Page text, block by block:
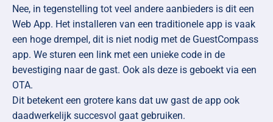
Nee, in tegenstelling tot veel andere aanbieders is dit een
Web App. Het installeren van een traditionele app is vaak
een hoge drempel, dit is niet nodig met de GuestCompass
app. We sturen een link met een unieke code in de
bevestiging naar de gast. Ook als deze is geboekt via een
OTA.
Dit betekent een grotere kans dat uw gast de app ook
daadwerkelijk succesvol gaat gebruiken.